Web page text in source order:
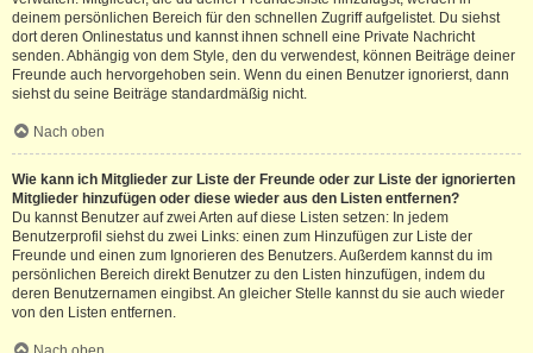
deinem persönlichen Bereich für den schnellen Zugriff aufgelistet. Du siehst
dort deren Onlinestatus und kannst ihnen schnell eine Private Nachricht
senden. Abhängig von dem Style, den du verwendest, können Beiträge deiner
Freunde auch hervorgehoben sein. Wenn du einen Benutzer ignorierst, dann
siehst du seine Beiträge standardmäßig nicht.
Nach oben
Wie kann ich Mitglieder zur Liste der Freunde oder zur Liste der ignorierten
Mitglieder hinzufügen oder diese wieder aus den Listen entfernen?
Du kannst Benutzer auf zwei Arten auf diese Listen setzen: In jedem
Benutzerprofil siehst du zwei Links: einen zum Hinzufügen zur Liste der
Freunde und einen zum Ignorieren des Benutzers. Außerdem kannst du im
persönlichen Bereich direkt Benutzer zu den Listen hinzufügen, indem du
deren Benutzernamen eingibst. An gleicher Stelle kannst du sie auch wieder
von den Listen entfernen.